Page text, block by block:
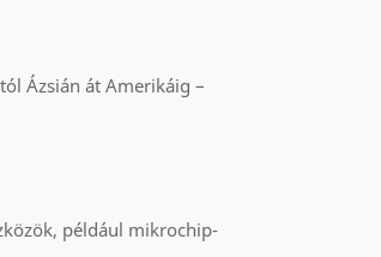
Ázsián át Amerikáig –
például mikrochip-